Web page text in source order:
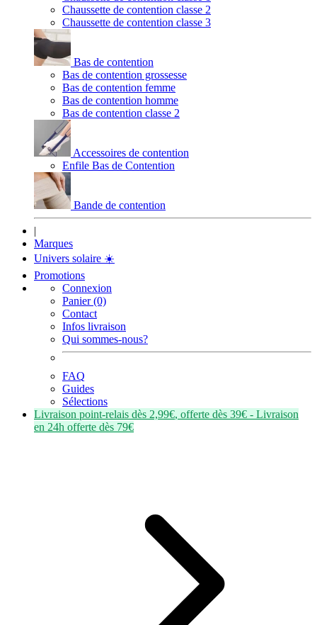
Chaussette de contention classe 2
Chaussette de contention classe 3
Bas de contention
Bas de contention grossesse
Bas de contention femme
Bas de contention homme
Bas de contention classe 2
Accessoires de contention
Enfile Bas de Contention
Bande de contention
|
Marques
Univers solaire ☀️
Promotions
Connexion
Panier (0)
Contact
Infos livraison
Qui sommes-nous?
FAQ
Guides
Sélections
Livraison point-relais dès 2,99€, offerte dès 39€ - Livraison
en 24h offerte dès 79€